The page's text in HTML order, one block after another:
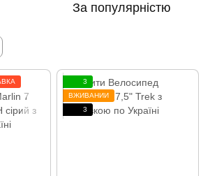
За популярністю
3
ВЖИВАНИЙ
3